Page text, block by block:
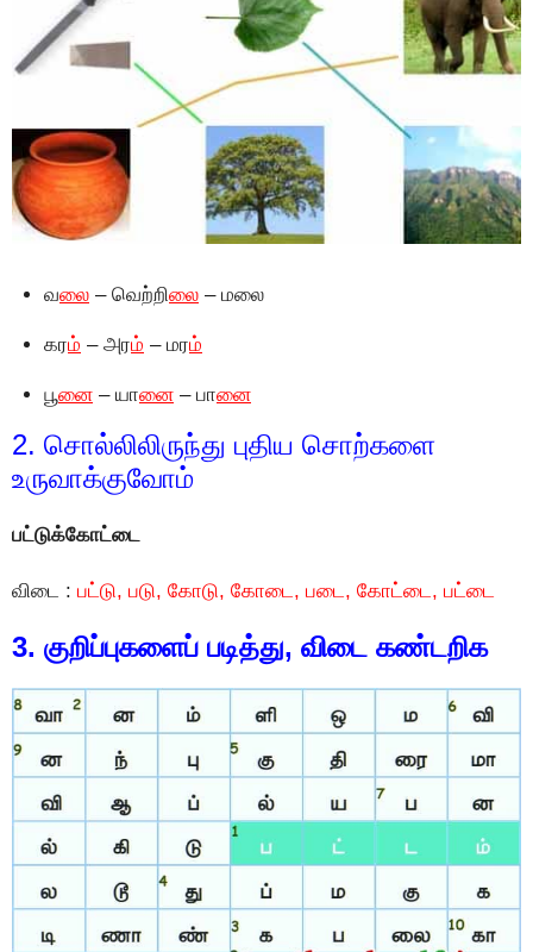
வலை – வெற்றிலை – மலை
கரம் – அரம் – மரம்
பூனை – யானை – பானை
2. சொல்லிலிருந்து புதிய சொற்களை
உருவாக்குவோம்
பட்டுக்கோட்டை
விடை : பட்டு, படு, கோடு, கோடை, படை, கோட்டை, பட்டை
3. குறிப்புகளைப் படித்து, விடை கண்டறிக